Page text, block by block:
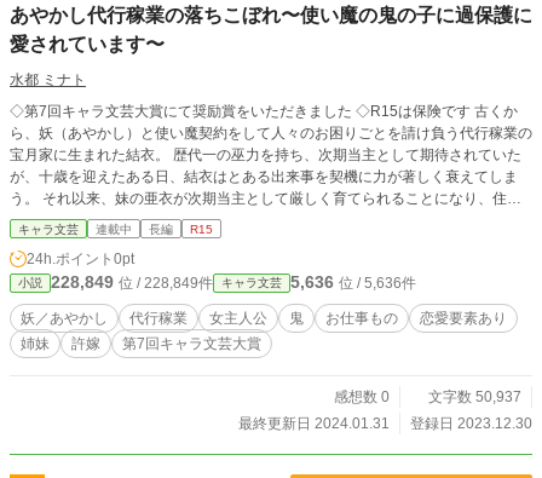
あやかし代行稼業の落ちこぼれ〜使い魔の鬼の子に過保護に
愛されています〜
水都 ミナト
◇第7回キャラ文芸大賞にて奨励賞をいただきました ◇R15は保険です 古くか
ら、妖（あやかし）と使い魔契約をして人々のお困りごとを請け負う代行稼業の
宝月家に生まれた結衣。 歴代一の巫力を持ち、次期当主として期待されていた
が、十歳を迎えたある日、結衣はとある出来事を契機に力が著しく衰えてしま
う。 それ以来、妹の亜衣が次期当主として厳しく育てられることになり、住む
場所も母家から離れに移され、使用人からも腫物のように扱われるようになって
しまった。亜衣も、結衣の力が衰えたせいで厳しい生活に置かれることとなり、
顔を合わせれば結衣を睨み付けるようになった。 力も、居場所も、家族からの
愛情や期待も、可愛い妹から向けられる笑顔さえも失った結衣。 けれども結衣
は、決して泣き言を言わず、残された力で自分にできることを懸命に行った。
そんな生活が続き、結衣は十八歳をなった。 唯一契約できた使い魔は、なんと
高位の妖である鬼の子。 名を『鬼丸』といった。 不遜な態度で使い魔らしくな
ど、時折鬼丸が見せる大人びた表情、言動に結衣は振り回されっぱなし。 どう
やら鬼丸は、幼い頃から結衣を知っており、さらには結衣が力を失った原因まで
丸の正体とは―― 全てを知った時、結衣が選ぶ道は――
キャラ文芸 連載中 長編 R15
24h.ポイント 0pt
小説 228,849 位 / 228,849件 キャラ文芸 5,636 位 / 5,636件
妖／あやかし 代行稼業 女主人公 鬼 お仕事もの
恋愛要素あり
姉妹
許嫁 第7回キャラ文芸大賞
感想数 0
文字数 50,937
最終更新日 2024.01.31
登録日 2023.12.30